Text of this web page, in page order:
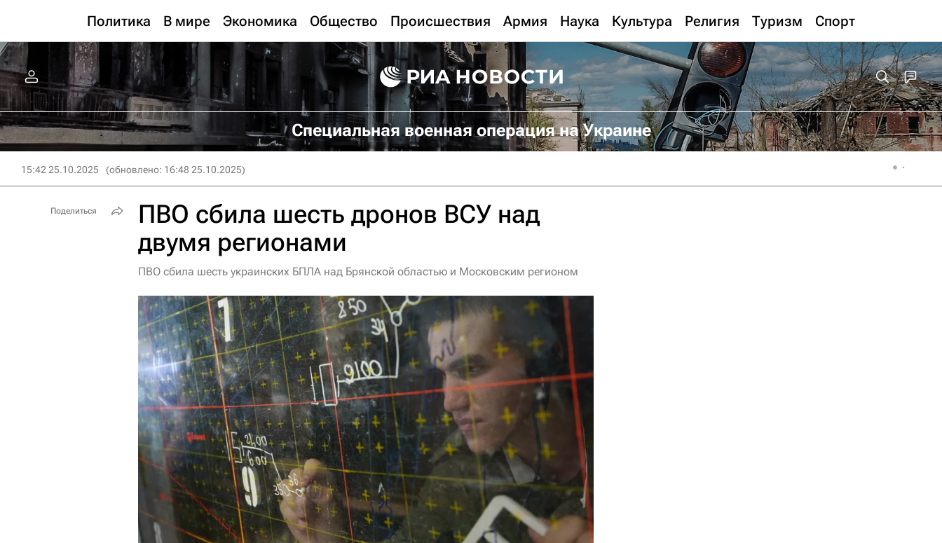
Политика В мире Экономика Общество Происшествия Армия Наука Культура Религия Туризм Спорт
Специальная военная операция на Украине
15:42 25.10.2025 (обновлено: 16:48 25.10.2025)
ПВО сбила шесть дронов ВСУ над
двумя регионами
ПВО сбила шесть украинских БПЛА над Брянской областью и Московским регионом
Поделиться